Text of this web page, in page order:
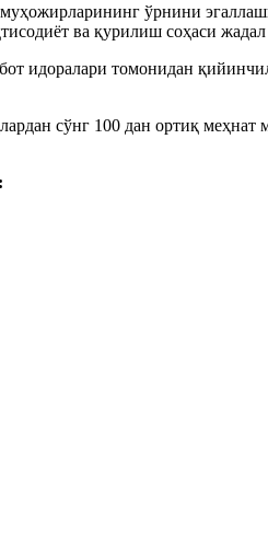
ўрнини
ва қурилиш соҳаси
идоралари томонидан
сўнг 100 дан ортиқ